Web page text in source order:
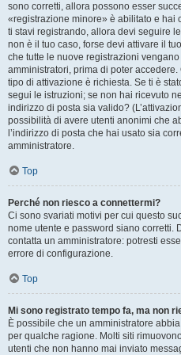
sono corretti, allora possono esser
«registrazione minore» è abilitato e hai
ti stavi registrando, allora devi seguire
non è il tuo caso, forse devi attivare il
che tutte le nuove registrazioni
amministratori, prima di poter
tipo di attivazione è richiesta. Se ti è
segui le istruzioni; se non hai ricevuto
indirizzo di posta sia valido?
possibilità di avere utenti anonimi che
l’indirizzo di posta che hai usato sia
amministratore.
Top
Perché non riesco a connettermi?
Ci sono svariati motivi per cui questo
nome utente e password siano corretti.
contatta un amministratore: potresti
errore di configurazione.
Top
Mi sono registrato tempo fa, ma non
È possibile che un amministratore
per qualche ragione. Molti siti
utenti che non hanno mai inviato